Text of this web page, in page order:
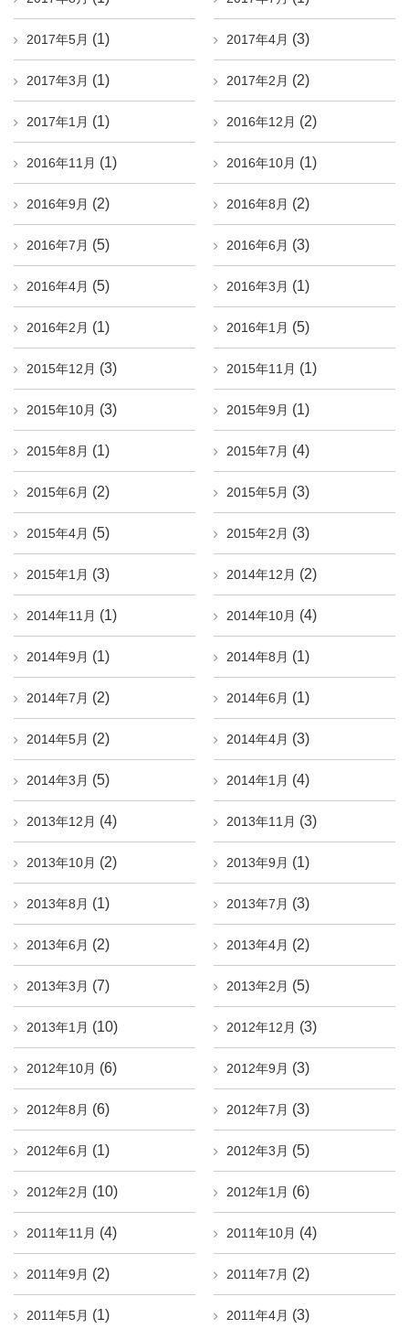
2017年5月 (1) 2017年4月 (3)
2017年3月 (1) 2017年2月 (2)
2017年1月 (1) 2016年12月 (2)
2016年11月 (1) 2016年10月 (1)
2016年9月 (2) 2016年8月 (2)
2016年7月 (5) 2016年6月 (3)
2016年4月 (5) 2016年3月 (1)
2016年2月 (1) 2016年1月 (5)
2015年12月 (3) 2015年11月 (1)
2015年10月 (3) 2015年9月 (1)
2015年8月 (1) 2015年7月 (4)
2015年6月 (2) 2015年5月 (3)
2015年4月 (5) 2015年2月 (3)
2015年1月 (3) 2014年12月 (2)
2014年11月 (1) 2014年10月 (4)
2014年9月 (1) 2014年8月 (1)
2014年7月 (2) 2014年6月 (1)
2014年5月 (2) 2014年4月 (3)
2014年3月 (5) 2014年1月 (4)
2013年12月 (4) 2013年11月 (3)
2013年10月 (2) 2013年9月 (1)
2013年8月 (1) 2013年7月 (3)
2013年6月 (2) 2013年4月 (2)
2013年3月 (7) 2013年2月 (5)
2013年1月 (10) 2012年12月 (3)
2012年10月 (6) 2012年9月 (3)
2012年8月 (6) 2012年7月 (3)
2012年6月 (1) 2012年3月 (5)
2012年2月 (10) 2012年1月 (6)
2011年11月 (4) 2011年10月 (4)
2011年9月 (2) 2011年7月 (2)
2011年5月 (1) 2011年4月 (3)